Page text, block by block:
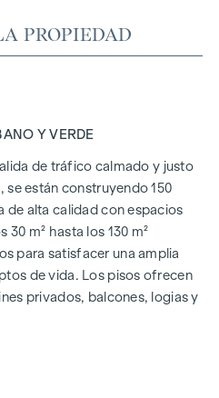
PROPIEDAD
Y VERDE
de tráfico calmado y justo
están construyendo 150
de alta calidad con espacios
30 m² hasta los 130 m²
para satisfacer una amplia
de vida. Los pisos ofrecen
privados, balcones, logias y